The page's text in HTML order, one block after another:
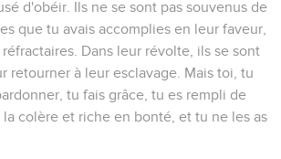
d'obéir. Ils ne se sont pas souvenus de
que tu avais accomplies en leur faveur,
Dans leur révolte, ils se sont
retourner à leur esclavage. Mais toi, tu
tu fais grâce, tu es rempli de
la colère et riche en bonté, et tu ne les as